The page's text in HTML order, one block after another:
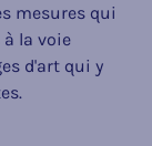
mesures qui
la voie
d'art qui y